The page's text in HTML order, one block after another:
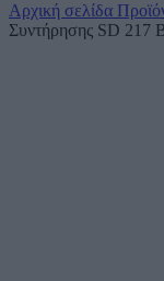
Αρχική σελίδα
Συντήρησης SD 217